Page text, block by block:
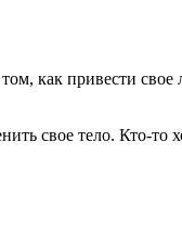
как привести свое
свое тело. Кто-